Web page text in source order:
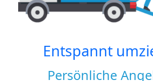
Entspannt
Persönliche